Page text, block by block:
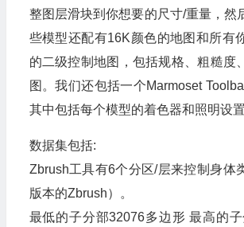
整图层滑块到你想要的尺寸/重量，然
些模型还配有16K颜色的地图和所有
的二级控制地图，包括规格、粗糙度
图。我们还包括一个Marmoset
其中包括每个模型的着色器和照明设置
数据集包括:
Zbrush工具有6个分区/层来控制身体
版本的Zbrush）。
最低的子分部32076多边形 最高的